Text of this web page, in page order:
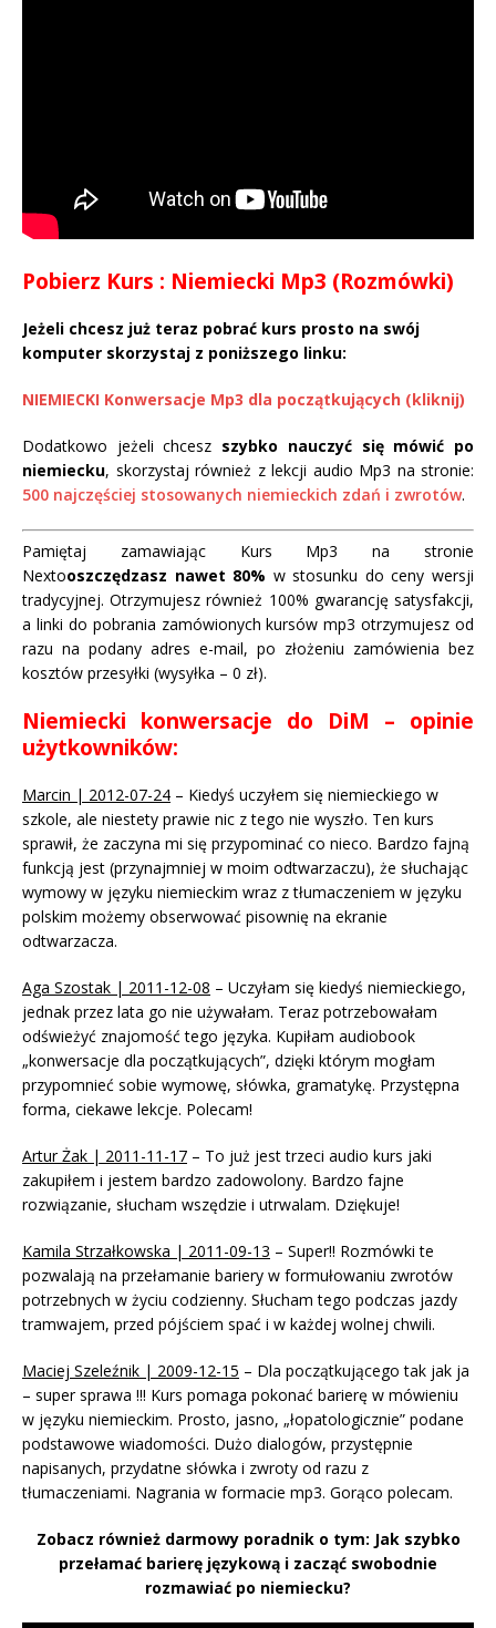
Pobierz Kurs : Niemiecki Mp3 (Rozmówki)
Jeżeli chcesz już teraz pobrać kurs prosto na swój
komputer skorzystaj z poniższego linku:
NIEMIECKI Konwersacje Mp3 dla początkujących (kliknij)
Dodatkowo jeżeli chcesz szybko nauczyć się mówić po
niemiecku, skorzystaj również z lekcji audio Mp3 na stronie:
500 najczęściej stosowanych niemieckich zdań i zwrotów.
Pamiętaj zamawiając Kurs Mp3 na stronie
Nextooszczędzasz nawet 80% w stosunku do ceny wersji
tradycyjnej. Otrzymujesz również 100% gwarancję satysfakcji,
a linki do pobrania zamówionych kursów mp3 otrzymujesz od
razu na podany adres e-mail, po złożeniu zamówienia bez
kosztów przesyłki (wysyłka – 0 zł).
Niemiecki konwersacje do DiM – opinie
użytkowników:
Marcin | 2012-07-24 – Kiedyś uczyłem się niemieckiego w
szkole, ale niestety prawie nic z tego nie wyszło. Ten kurs
sprawił, że zaczyna mi się przypominać co nieco. Bardzo fajną
funkcją jest (przynajmniej w moim odtwarzaczu), że słuchając
wymowy w języku niemieckim wraz z tłumaczeniem w języku
polskim możemy obserwować pisownię na ekranie
odtwarzacza.
Aga Szostak | 2011-12-08 – Uczyłam się kiedyś niemieckiego,
jednak przez lata go nie używałam. Teraz potrzebowałam
odświeżyć znajomość tego języka. Kupiłam audiobook
„konwersacje dla początkujących”, dzięki którym mogłam
przypomnieć sobie wymowę, słówka, gramatykę. Przystępna
forma, ciekawe lekcje. Polecam!
Artur Żak | 2011-11-17 – To już jest trzeci audio kurs jaki
zakupiłem i jestem bardzo zadowolony. Bardzo fajne
rozwiązanie, słucham wszędzie i utrwalam. Dziękuje!
Kamila Strzałkowska | 2011-09-13 – Super!! Rozmówki te
pozwalają na przełamanie bariery w formułowaniu zwrotów
potrzebnych w życiu codzienny. Słucham tego podczas jazdy
tramwajem, przed pójściem spać i w każdej wolnej chwili.
Maciej Szeleźnik | 2009-12-15 – Dla początkującego tak jak ja
– super sprawa !!! Kurs pomaga pokonać barierę w mówieniu
w języku niemieckim. Prosto, jasno, „łopatologicznie” podane
podstawowe wiadomości. Dużo dialogów, przystępnie
napisanych, przydatne słówka i zwroty od razu z
tłumaczeniami. Nagrania w formacie mp3. Gorąco polecam.
Zobacz również darmowy poradnik o tym: Jak szybko
przełamać barierę językową i zacząć swobodnie
rozmawiać po niemiecku?